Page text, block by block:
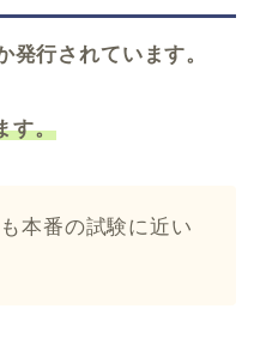
行されています。
す。
本番の試験に近い